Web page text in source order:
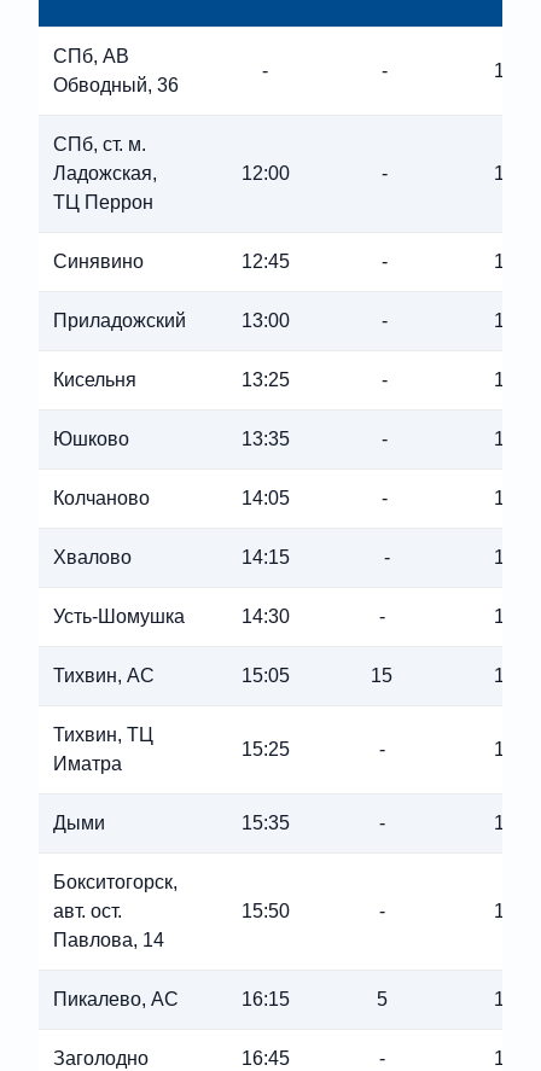
СПб, АВ
Обводный, 36
- - 11:45
СПб, ст. м.
Ладожская,
ТЦ Перрон
12:00 - 12:00
Синявино 12:45 - 12:45
Приладожский 13:00 - 13:00
Кисельня 13:25 - 13:25
Юшково 13:35 - 13:35
Колчаново 14:05 - 14:05
Хвалово 14:15 - 14:15
Усть-Шомушка 14:30 - 14:30
Тихвин, АC 15:05 15 15:20
Тихвин, ТЦ
Иматра
15:25 - 15:25
Дыми 15:35 - 15:35
Бокситогорск,
авт. ост.
Павлова, 14
15:50 - 15:50
Пикалево, АС 16:15 5 16:20
Заголодно 16:45 - 16:45